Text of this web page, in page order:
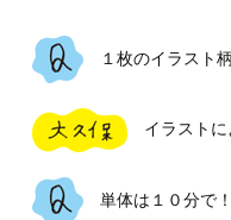
１枚のイラスト柄
イラストに
単体は１０分で！